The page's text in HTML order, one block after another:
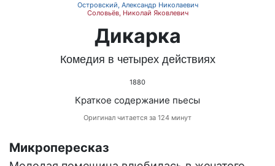
Островский, Александр Николаевич
Соловьёв, Николай Яковлевич
Дикарка
Комедия в четырех действиях
1880
Краткое содержание пьесы
Оригинал читается за 124 минут
Микропересказ